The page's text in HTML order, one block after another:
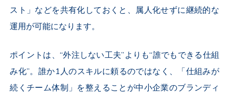
スト」などを共有化しておくと、属人化せずに継続的な
運用が可能になります。
ポイントは、“外注しない工夫”よりも“誰でもできる仕組
み化”。誰か1人のスキルに頼るのではなく、「仕組みが
続くチーム体制」を整えることが中小企業のブランディ